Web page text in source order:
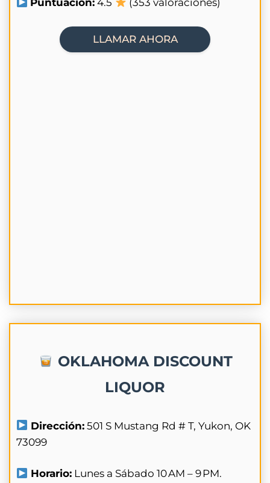
Puntuación: 4.5 (353 valoraciones)
LLAMAR AHORA
OKLAHOMA DISCOUNT
LIQUOR
Dirección: 501 S Mustang Rd # T, Yukon, OK
73099
Horario: Lunes a Sábado 10 AM – 9 PM.